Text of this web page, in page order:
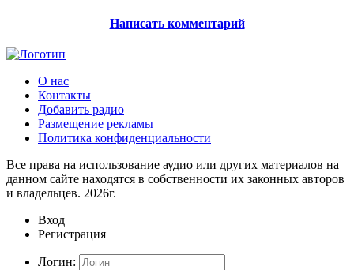
Написать комментарий
О нас
Контакты
Добавить радио
Размещение рекламы
Политика конфиденциальности
Все права на использование аудио или других материалов на
данном сайте находятся в собственности их законных авторов
и владельцев. 2026г.
Вход
Регистрация
Логин: